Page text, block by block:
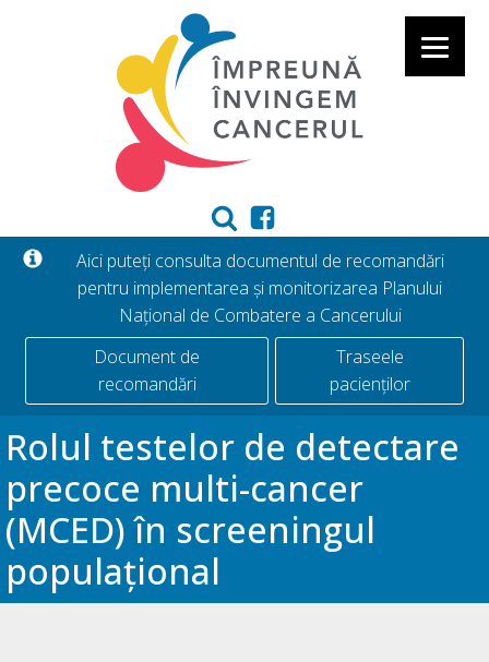
Aici puteți consulta documentul de recomandări
pentru implementarea și monitorizarea Planului
Național de Combatere a Cancerului
Document de
recomandări
Traseele
pacienților
Rolul testelor de detectare
precoce multi-cancer
(MCED) în screeningul
populațional